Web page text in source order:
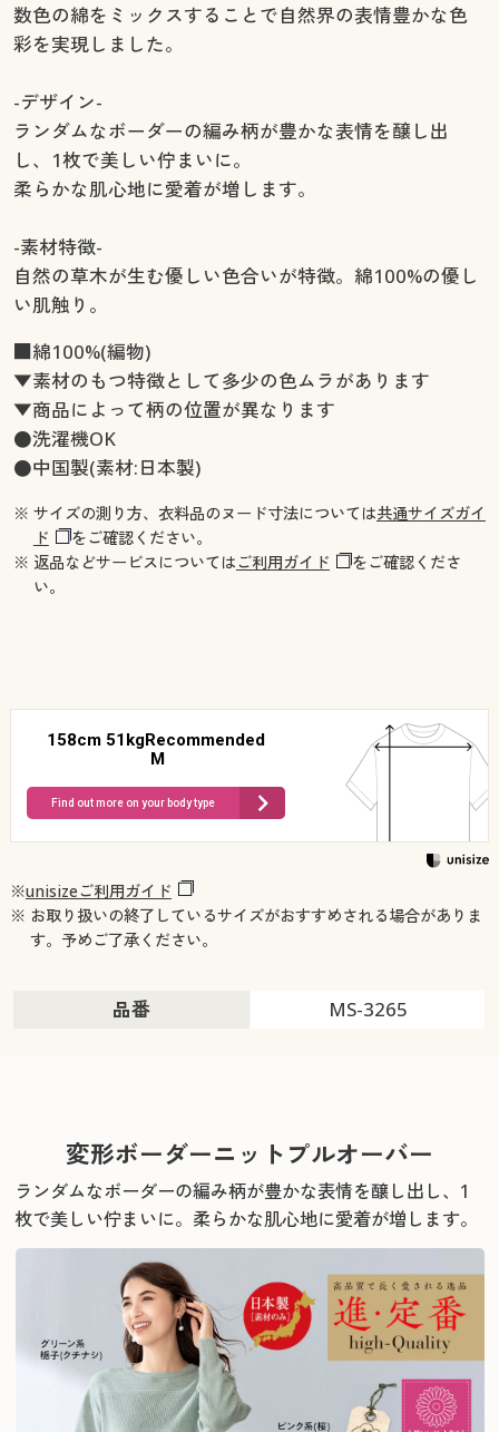
数色の綿をミックスすることで自然界の表情豊かな色
彩を実現しました。
-デザイン-
ランダムなボーダーの編み柄が豊かな表情を醸し出
し、1枚で美しい佇まいに。
柔らかな肌心地に愛着が増します。
-素材特徴-
自然の草木が生む優しい色合いが特徴。綿100%の優し
い肌触り。
■綿100%(編物)
▼素材のもつ特徴として多少の色ムラがあります
▼商品によって柄の位置が異なります
●洗濯機OK
●中国製(素材:日本製)
※ サイズの測り方、衣料品のヌード寸法については共通サイズガイ
ド
をご確認ください。
※ 返品などサービスについてはご利用ガイド
をご確認くださ
い。
158cm 51kgRecommended
M
Find out more on your body type
※unisizeご利用ガイド
※ お取り扱いの終了しているサイズがおすすめされる場合がありま
す。予めご了承ください。
品番 MS-3265
変形ボーダーニットプルオーバー
ランダムなボーダーの編み柄が豊かな表情を醸し出し、1
枚で美しい佇まいに。 柔らかな肌心地に愛着が増します。